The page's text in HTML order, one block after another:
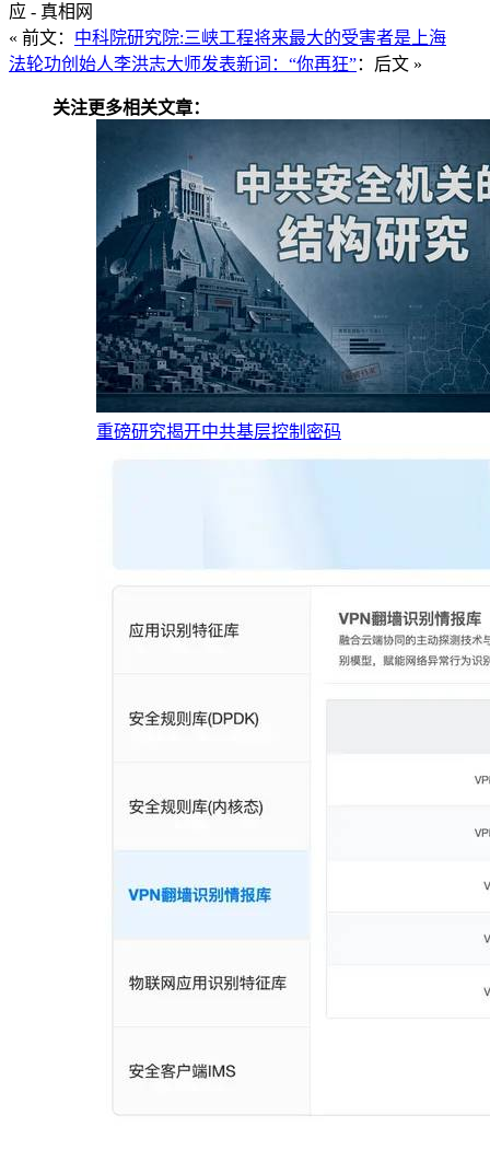
应 - 真相网
« 前文： 中科院研究院:三峡工程将来最大的受害者是上海
法轮功创始人李洪志大师发表新词：“你再狂”：后文 »
关注更多相关文章：
重磅研究揭开中共基层控制密码